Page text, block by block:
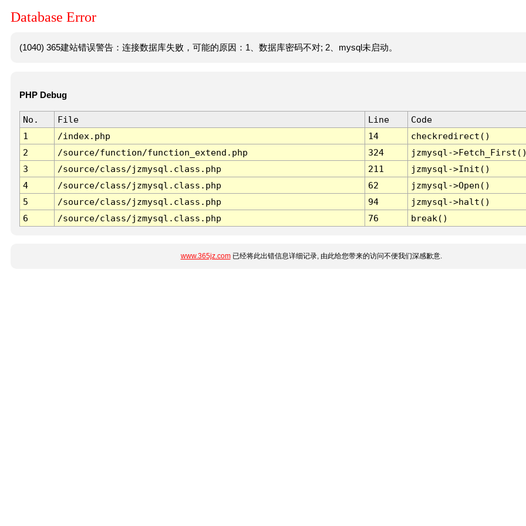
Database Error
(1040) 365建站错误警告：连接数据库失败，可能的原因：1、数据库密码不对; 2、mysql未启动。
PHP Debug
No. File Line
Code
1
/index.php 14
checkredirect()
2
/source/function/function_extend.php 324
jzmysql-
3
/source/class/jzmysql.class.php 211
jzmysql->Init()
4
/source/class/jzmysql.class.php 62
jzmysql->Open()
5
/source/class/jzmysql.class.php 94
jzmysql->halt()
6
/source/class/jzmysql.class.php 76 break()
www.365jz.com已经将此出错信息详细记录, 由此给您带来的访问不便我们深感歉意.